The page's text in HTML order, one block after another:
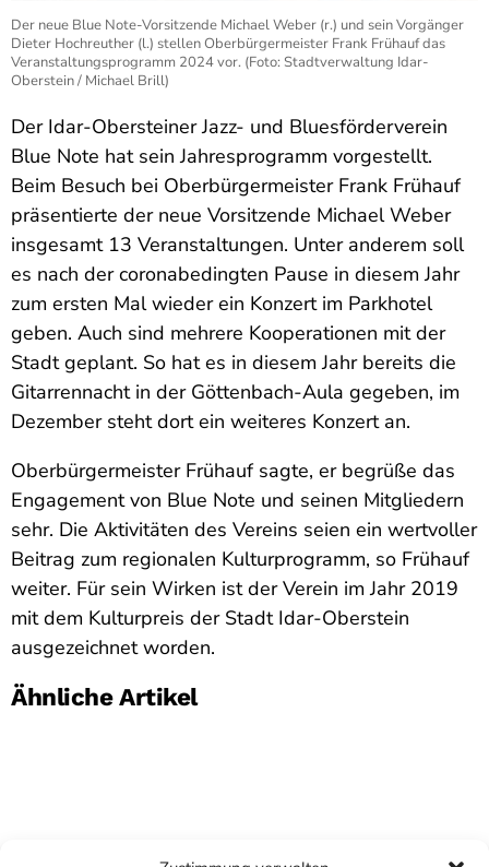
Der neue Blue Note-Vorsitzende Michael Weber (r.) und sein Vorgänger
Dieter Hochreuther (l.) stellen Oberbürgermeister Frank Frühauf das
Veranstaltungsprogramm 2024 vor. (Foto: Stadtverwaltung Idar-
Oberstein / Michael Brill)
Der Idar-Obersteiner Jazz- und Bluesförderverein
Blue Note hat sein Jahresprogramm vorgestellt.
Beim Besuch bei Oberbürgermeister Frank Frühauf
präsentierte der neue Vorsitzende Michael Weber
insgesamt 13 Veranstaltungen. Unter anderem soll
es nach der coronabedingten Pause in diesem Jahr
zum ersten Mal wieder ein Konzert im Parkhotel
geben. Auch sind mehrere Kooperationen mit der
Stadt geplant. So hat es in diesem Jahr bereits die
Gitarrennacht in der Göttenbach-Aula gegeben, im
Dezember steht dort ein weiteres Konzert an.
Oberbürgermeister Frühauf sagte, er begrüße das
Engagement von Blue Note und seinen Mitgliedern
sehr. Die Aktivitäten des Vereins seien ein wertvoller
Beitrag zum regionalen Kulturprogramm, so Frühauf
weiter. Für sein Wirken ist der Verein im Jahr 2019
mit dem Kulturpreis der Stadt Idar-Oberstein
ausgezeichnet worden.
Ähnliche Artikel